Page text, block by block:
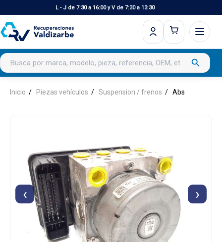
L - J de 7:30 a 16:00 y V de 7:30 a 13:30
Buscar productos search
Inicio Piezas vehículos Suspension / frenos Abs
‹ ›